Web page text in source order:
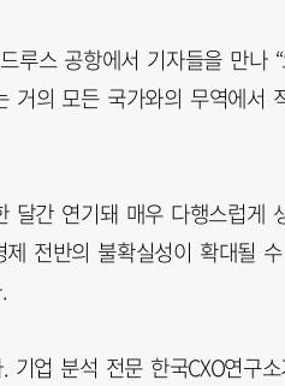
루스 공항에서 기자들을 만
거의 모든 국가와의 무역에서
달간 연기돼 매우 다행스럽게
전반의 불확실성이 확대될
업 분석 전문 한국CXO연구